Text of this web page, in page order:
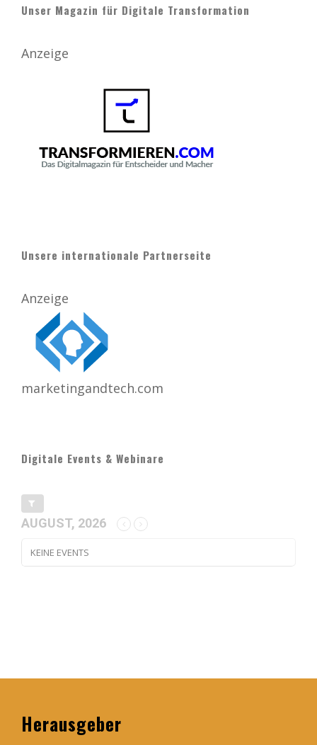
Unser Magazin für Digitale Transformation
Anzeige
Unsere internationale Partnerseite
Anzeige
marketingandtech.com
Digitale Events & Webinare
AUGUST, 2026
KEINE EVENTS
Herausgeber